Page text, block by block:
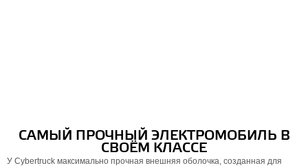
САМЫЙ ПРОЧНЫЙ ЭЛЕКТРОМОБИЛЬ В
СВОЁМ КЛАССЕ
У Cybertruck максимально прочная внешняя оболочка, созданная для